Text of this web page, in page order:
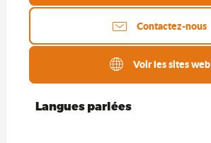
Contactez-nous
Voir les sites web
Langues parlées
Langues parlées